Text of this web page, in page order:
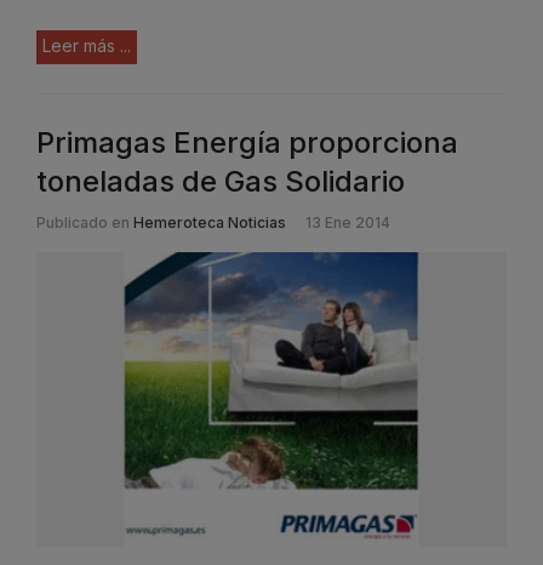
Leer más ...
Primagas Energía proporciona
toneladas de Gas Solidario
Publicado en Hemeroteca Noticias 13 Ene 2014